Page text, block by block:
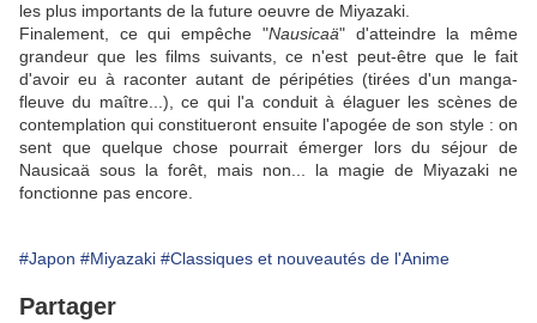
les plus importants de la future oeuvre de Miyazaki
Finalement, ce qui empêche "Nausicaä" d'atteindre la même
grandeur que les films suivants, ce n'est peut-être que le fait
d'avoir eu à raconter autant de péripéties (tirées d'un manga-
fleuve du maître...), ce qui l'a conduit à élaguer les scènes de
contemplation qui constitueront ensuite l'apogée de son style : on
sent que quelque chose pourrait émerger lors du séjour de
Nausicaä sous la forêt, mais non... la magie de Miyazaki ne
fonctionne pas encore.
#Japon #Miyazaki #Classiques et nouveautés de l'Anime
Partager